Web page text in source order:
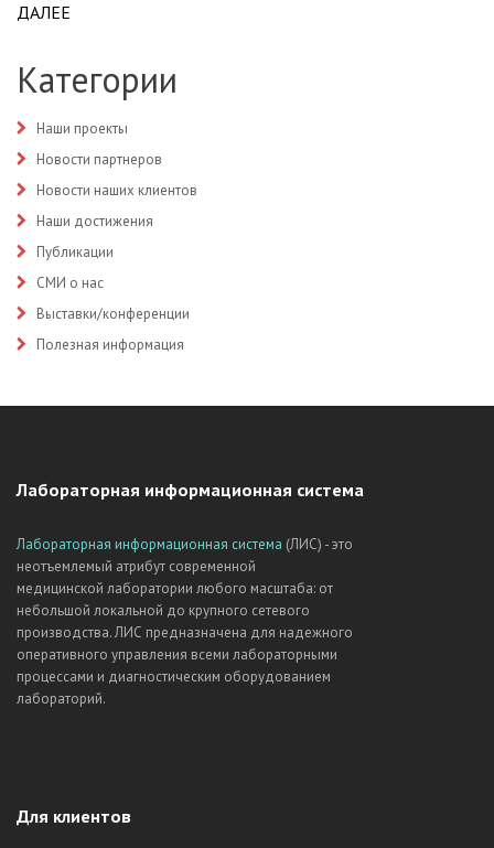
ДАЛЕЕ
Категории
Наши проекты
Новости партнеров
Новости наших клиентов
Наши достижения
Публикации
СМИ о нас
Выставки/конференции
Полезная информация
Лабораторная информационная система
Лабораторная информационная система (ЛИС) - это
неотъемлемый атрибут современной
медицинской лаборатории любого масштаба: от
небольшой локальной до крупного сетевого
производства. ЛИС предназначена для надежного
оперативного управления всеми лабораторными
процессами и диагностическим оборудованием
лабораторий.
Для клиентов